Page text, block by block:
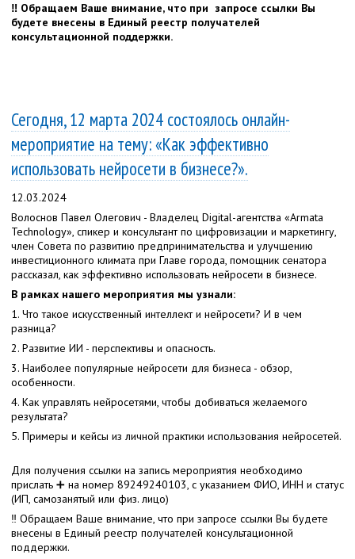
‼ Обращаем Ваше внимание, что при запросе ссылки Вы
будете внесены в Единый реестр получателей
консультационной поддержки.
Сегодня, 12 марта 2024 состоялось онлайн-
мероприятие на тему: «Как эффективно
использовать нейросети в бизнесе?».
12.03.2024
Волоснов Павел Олегович - Владелец Digital-агентства «Armata
Technology», спикер и консультант по цифровизации и маркетингу,
член Совета по развитию предпринимательства и улучшению
инвестиционного климата при Главе города, помощник сенатора
рассказал, как эффективно использовать нейросети в бизнесе.
В рамках нашего мероприятия мы узнали:
1. Что такое искусственный интеллект и нейросети? И в чем
разница?
2. Развитие ИИ - перспективы и опасность.
3. Наиболее популярные нейросети для бизнеса - обзор,
особенности.
4. Как управлять нейросетями, чтобы добиваться желаемого
результата?
5. Примеры и кейсы из личной практики использования нейросетей.
Для получения ссылки на запись мероприятия необходимо
прислать ➕ на номер 89249240103, с указанием ФИО, ИНН и статус
(ИП, самозанятый или физ. лицо)
‼ Обращаем Ваше внимание, что при запросе ссылки Вы будете
внесены в Единый реестр получателей консультационной
поддержки.